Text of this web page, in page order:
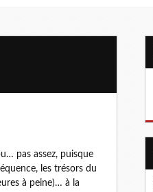
pas assez, puisque
les trésors du
à peine)… à la